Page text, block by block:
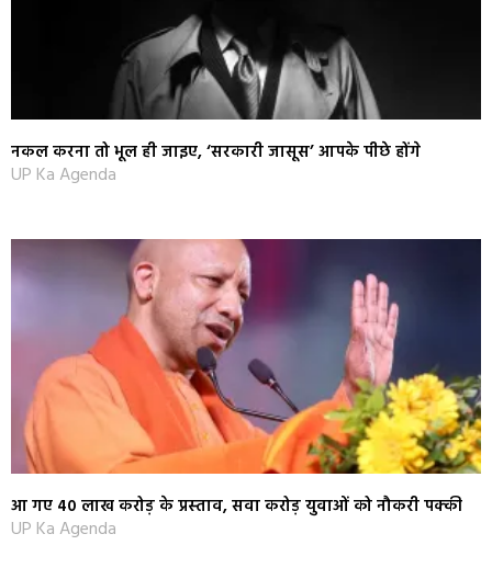
नकल करना तो भूल ही जाइए, ‘सरकारी जासूस’ आपके पीछे होंगे
UP Ka Agenda
आ गए 40 लाख करोड़ के प्रस्‍ताव, सवा करोड़ युवाओं को नौकरी पक्‍की
UP Ka Agenda